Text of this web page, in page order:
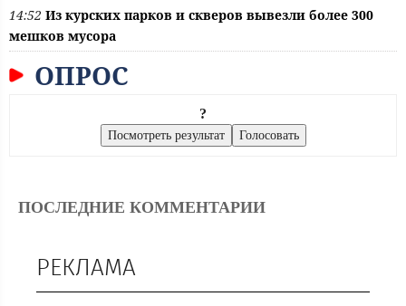
14:52 Из курских парков и скверов вывезли более 300
мешков мусора
ОПРОС
?
ПОСЛЕДНИЕ КОММЕНТАРИИ
РЕКЛАМА